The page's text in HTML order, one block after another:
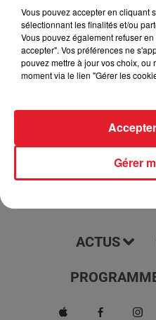
podcast tous les jours à
complète et à jour des
et des tendances de ces
informé et être au courant de
région.
ACTUS
Vous pouvez accepter en cliquant
sélectionnant les finalités et/ou
Vous pouvez également refuser
accepter". Vos préférences ne
pouvez mettre à jour vos choix, ou
moment via le lien "Gérer les
Gérer